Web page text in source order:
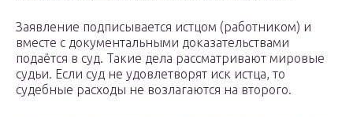
Заявление подписывается истцом (работником) и
вместе с документальными доказательствами
подаётся в суд. Такие дела рассматривают мировые
судьи. Если суд не удовлетворят иск истца, то
судебные расходы не возлагаются на второго.